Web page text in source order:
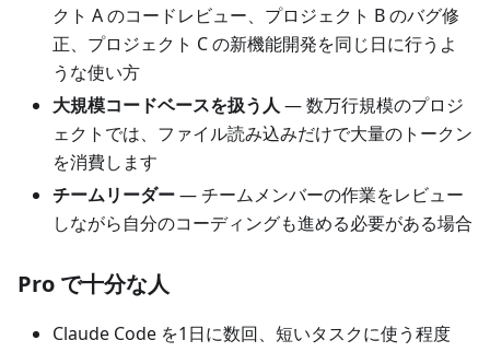
クト A のコードレビュー、プロジェクト B のバグ修
正、プロジェクト C の新機能開発を同じ日に行うよ
うな使い方
大規模コードベースを扱う人 — 数万行規模のプロジ
ェクトでは、ファイル読み込みだけで大量のトークン
を消費します
チームリーダー— チームメンバーの作業をレビュー
しながら自分のコーディングも進める必要がある場合
Pro で十分な人
Claude Code を1日に数回、短いタスクに使う程度